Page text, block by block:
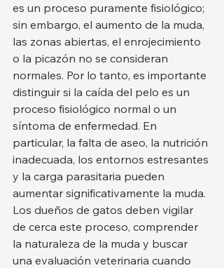
es un proceso puramente fisiológico;
sin embargo, el aumento de la muda,
las zonas abiertas, el enrojecimiento
o la picazón no se consideran
normales. Por lo tanto, es importante
distinguir si la caída del pelo es un
proceso fisiológico normal o un
síntoma de enfermedad. En
particular, la falta de aseo, la nutrición
inadecuada, los entornos estresantes
y la carga parasitaria pueden
aumentar significativamente la muda.
Los dueños de gatos deben vigilar
de cerca este proceso, comprender
la naturaleza de la muda y buscar
una evaluación veterinaria cuando